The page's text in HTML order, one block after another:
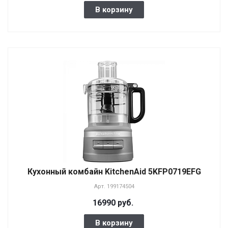
В корзину
Кухонный комбайн KitchenAid 5KFP0719EFG
Арт. 199174504
16990 руб.
В корзину